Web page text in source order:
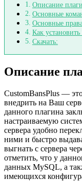
Описание
Основные
Основные
Как
Скачать:
Описание
CustomBansPlus —
внедрить на Ваш
данного плагина
настраиваемую
сервера удобно
ними и быстро
выгнать с сервера
отметить, что у
данных MySQL, а
имеющихся